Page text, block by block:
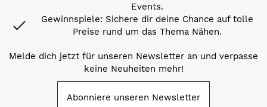
Events.
Gewinnspiele: Sichere dir deine Chance auf tolle
Preise rund um das Thema Nähen.
Melde dich jetzt für unseren Newsletter an und verpasse
keine Neuheiten mehr!
Abonniere unseren Newsletter